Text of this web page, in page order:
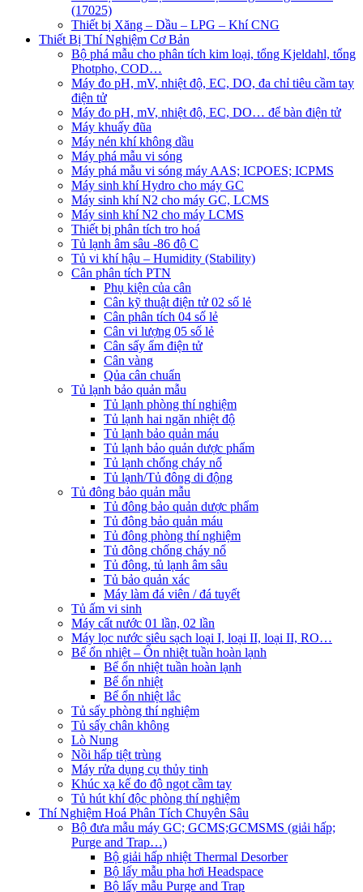
(17025)
Thiết bị Xăng – Dầu – LPG – Khí CNG
Thiết Bị Thí Nghiệm Cơ Bản
Bộ phá mẫu cho phân tích kim loại, tổng Kjeldahl, tổng
Photpho, COD…
Máy đo pH, mV, nhiệt độ, EC, DO, đa chỉ tiêu cầm tay
điện tử
Máy đo pH, mV, nhiệt độ, EC, DO… để bàn điện tử
Máy khuấy đũa
Máy nén khí không dầu
Máy phá mẫu vi sóng
Máy phá mẫu vi sóng máy AAS; ICPOES; ICPMS
Máy sinh khí Hydro cho máy GC
Máy sinh khí N2 cho máy GC, LCMS
Máy sinh khí N2 cho máy LCMS
Thiết bị phân tích tro hoá
Tủ lạnh âm sâu -86 độ C
Tủ vi khí hậu – Humidity (Stability)
Cân phân tích PTN
Phụ kiện của cân
Cân kỹ thuật điện tử 02 số lẻ
Cân phân tích 04 số lẻ
Cân vi lượng 05 số lẻ
Cân sấy ẩm điện tử
Cân vàng
Qủa cân chuẩn
Tủ lạnh bảo quản mẫu
Tủ lạnh phòng thí nghiệm
Tủ lạnh hai ngăn nhiệt độ
Tủ lạnh bảo quản máu
Tủ lạnh bảo quản dược phẩm
Tủ lạnh chống cháy nổ
Tủ lạnh/Tủ đông di động
Tủ đông bảo quản mẫu
Tủ đông bảo quản dược phẩm
Tủ đông bảo quản máu
Tủ đông phòng thí nghiệm
Tủ đông chống cháy nổ
Tủ đông, tủ lạnh âm sâu
Tủ bảo quản xác
Máy làm đá viên / đá tuyết
Tủ ấm vi sinh
Máy cất nước 01 lần, 02 lần
Máy lọc nước siêu sạch loại I, loại II, loại II, RO…
Bể ổn nhiệt – Ổn nhiệt tuần hoàn lạnh
Bể ổn nhiệt tuần hoàn lạnh
Bể ổn nhiệt
Bể ổn nhiệt lắc
Tủ sấy phòng thí nghiệm
Tủ sấy chân không
Lò Nung
Nồi hấp tiệt trùng
Máy rửa dụng cụ thủy tinh
Khúc xạ kế đo độ ngọt cầm tay
Tủ hút khí độc phòng thí nghiệm
Thí Nghiệm Hoá Phân Tích Chuyên Sâu
Bộ đưa mẫu máy GC; GCMS;GCMSMS (giải hấp;
Purge and Trap…)
Bộ giải hấp nhiệt Thermal Desorber
Bộ lấy mẫu pha hơi Headspace
Bộ lấy mẫu Purge and Trap